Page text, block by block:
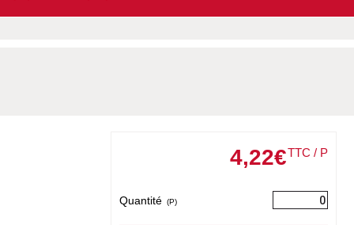
4,22€TTC / P
Quantité (P)